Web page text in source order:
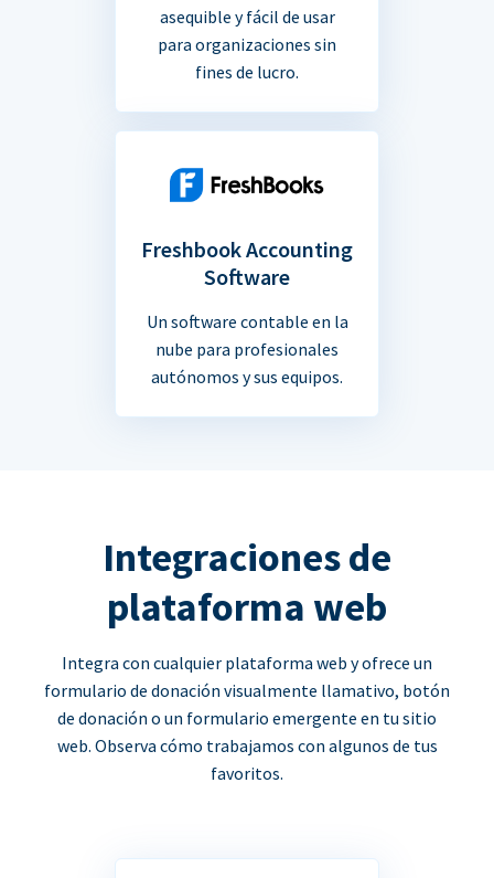
asequible y fácil de usar
para organizaciones sin
fines de lucro.
Freshbook Accounting
Software
Un software contable en la
nube para profesionales
autónomos y sus equipos.
Integraciones de
plataforma web
Integra con cualquier plataforma web y ofrece un
formulario de donación visualmente llamativo, botón
de donación o un formulario emergente en tu sitio
web. Observa cómo trabajamos con algunos de tus
favoritos.